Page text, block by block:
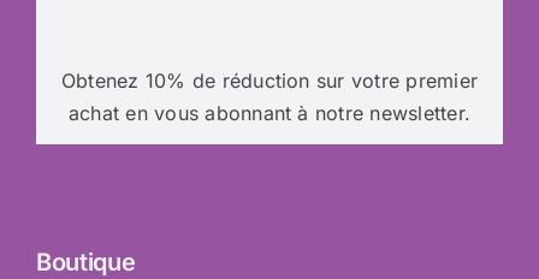
Obtenez 10% de réduction sur votre premier
achat en vous abonnant à notre newsletter.
Boutique